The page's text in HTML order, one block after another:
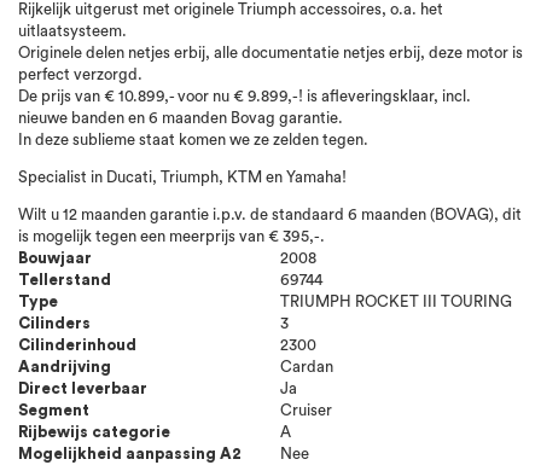
Rijkelijk uitgerust met originele Triumph accessoires, o.a. het
uitlaatsysteem.
Originele delen netjes erbij, alle documentatie netjes erbij, deze motor is
perfect verzorgd.
De prijs van € 10.899,- voor nu € 9.899,-! is afleveringsklaar, incl.
nieuwe banden en 6 maanden Bovag garantie.
In deze sublieme staat komen we ze zelden tegen.
Specialist in Ducati, Triumph, KTM en Yamaha!
Wilt u 12 maanden garantie i.p.v. de standaard 6 maanden (BOVAG), dit
is mogelijk tegen een meerprijs van € 395,-.
Bouwjaar
2008
Tellerstand
69744
Type
TRIUMPH ROCKET III TOURING
Cilinders
3
Cilinderinhoud
2300
Aandrijving
Cardan
Direct leverbaar
Ja
Segment
Cruiser
Rijbewijs categorie
A
Mogelijkheid aanpassing A2
Nee